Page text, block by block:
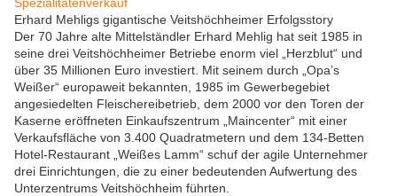
Erhard Mehligs gigantische Veitshöchheimer Erfolgsstory
Der 70 Jahre alte Mittelständler Erhard Mehlig hat seit 1985 in
seine drei Veitshöchheimer Betriebe enorm viel „Herzblut“ und
über 35 Millionen Euro investiert. Mit seinem durch „Opa’s
Weißer“ europaweit bekannten, 1985 im Gewerbegebiet
angesiedelten Fleischereibetrieb, dem 2000 vor den Toren der
Kaserne eröffneten Einkaufszentrum „Maincenter“ mit einer
Verkaufsfläche von 3.400 Quadratmetern und dem 134-Betten
Hotel-Restaurant „Weißes Lamm“ schuf der agile Unternehmer
drei Einrichtungen, die zu einer bedeutenden Aufwertung des
Unterzentrums Veitshöchheim führten.